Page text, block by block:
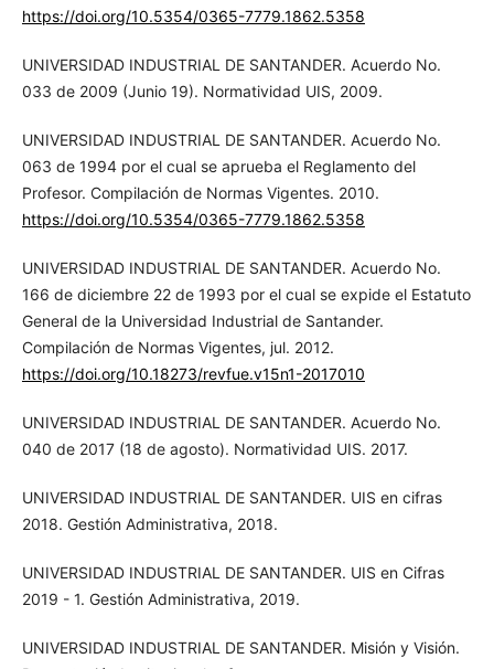
https://doi.org/10.5354/0365-7779.1862.5358
UNIVERSIDAD INDUSTRIAL DE SANTANDER. Acuerdo No.
033 de 2009 (Junio 19). Normatividad UIS, 2009.
UNIVERSIDAD INDUSTRIAL DE SANTANDER. Acuerdo No.
063 de 1994 por el cual se aprueba el Reglamento del
Profesor. Compilación de Normas Vigentes. 2010.
https://doi.org/10.5354/0365-7779.1862.5358
UNIVERSIDAD INDUSTRIAL DE SANTANDER. Acuerdo No.
166 de diciembre 22 de 1993 por el cual se expide el Estatuto
General de la Universidad Industrial de Santander.
Compilación de Normas Vigentes, jul. 2012.
https://doi.org/10.18273/revfue.v15n1-2017010
UNIVERSIDAD INDUSTRIAL DE SANTANDER. Acuerdo No.
040 de 2017 (18 de agosto). Normatividad UIS. 2017.
UNIVERSIDAD INDUSTRIAL DE SANTANDER. UIS en cifras
2018. Gestión Administrativa, 2018.
UNIVERSIDAD INDUSTRIAL DE SANTANDER. UIS en Cifras
2019 - 1. Gestión Administrativa, 2019.
UNIVERSIDAD INDUSTRIAL DE SANTANDER. Misión y Visión.